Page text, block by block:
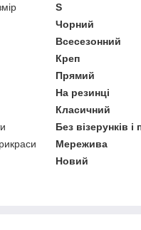
S
Чорний
Всесезонний
Креп
Прямий
На резинці
Класичний
Без візерунків і
Мережива
Новий